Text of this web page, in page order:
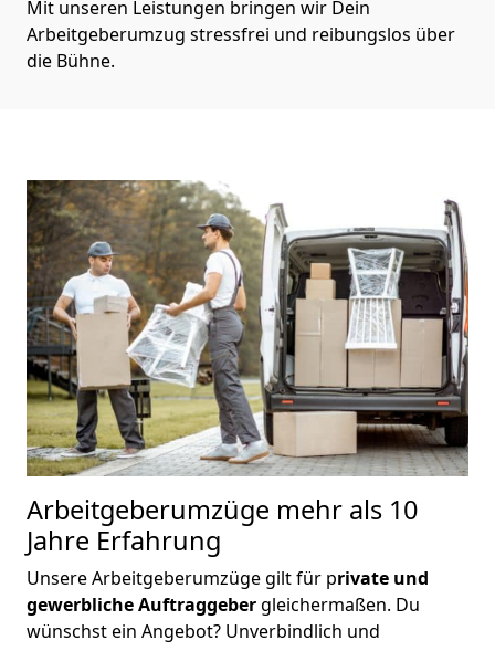
Mit unseren Leistungen bringen wir Dein
Arbeitgeberumzug stressfrei und reibungslos über
die Bühne.
Arbeitgeberumzüge mehr als 10
Jahre Erfahrung
Unsere Arbeitgeberumzüge gilt für private und
gewerbliche Auftraggebergleichermaßen. Du
wünschst ein Angebot? Unverbindlich und